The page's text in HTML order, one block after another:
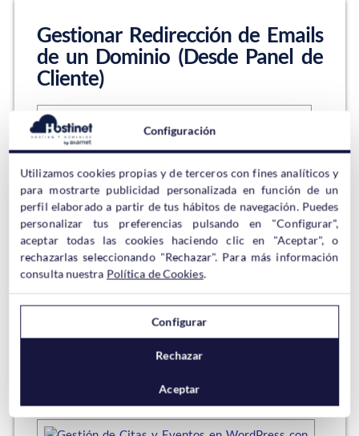
Gestionar Redirección de Emails
de un Dominio (Desde Panel de
Cliente)
Lo primero de todo indicar que en el siguiente artículo
estamos recopilando todo lo relacionado con manejar
tu alojamiento web cPanel desde el Panel de Cliente.
¡No te lo pierdas! Al contratar dominio en Hostinet
este NO dispone de servicio de correo electrónico, al
no ser que sea un dominio .eus…
Sigue leyendo →
Gestión de Citas y Eventos en
Configuración
Utilizamos cookies propias y de terceros con fines analíticos y
para mostrarte publicidad personalizada en función de un
perfil elaborado a partir de tus hábitos de navegación. Puedes
personalizar tus preferencias pulsando en "Configurar",
aceptar todas las cookies haciendo clic en "Aceptar", o
rechazarlas seleccionando "Rechazar". Para más información
consulta nuestra Política de Cookies.
Configurar
Rechazar
Aceptar